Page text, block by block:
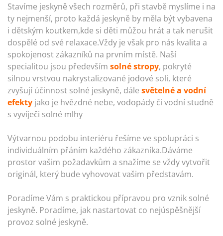
Stavíme jeskyně všech rozměrů, při stavbě myslíme i na
ty nejmenší, proto každá jeskyně by měla být vybavena
i dětským koutkem,kde si děti můžou hrát a tak nerušit
dospělé od své relaxace.Vždy je však pro nás kvalita a
spokojenost zákazníků na prvním místě. Naší
specialitou jsou především solné stropy, pokryté
silnou vrstvou nakrystalizované jodové soli, které
zvyšují účinnost solné jeskyně, dále světelné a vodní
efekty jako je hvězdné nebe, vodopády či vodní studně
s vyvíječi solné mlhy
Výtvarnou podobu interiéru řešíme ve spolupráci s
individuálním přáním každého zákazníka.Dáváme
prostor vašim požadavkům a snažíme se vždy vytvořit
originál, který bude vyhovovat vašim představám.
Poradíme Vám s praktickou přípravou pro vznik solné
jeskyně. Poradíme, jak nastartovat co nejúspěšnější
provoz solné jeskyně.